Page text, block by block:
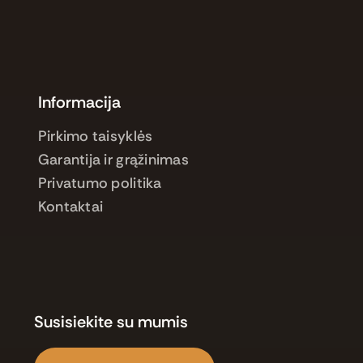
Informacija
Pirkimo taisyklės
Garantija ir grąžinimas
Privatumo politika
Kontaktai
Susisiekite su mumis